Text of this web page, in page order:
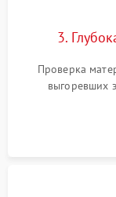
3.
Проверка
выгоревших
всасывания.